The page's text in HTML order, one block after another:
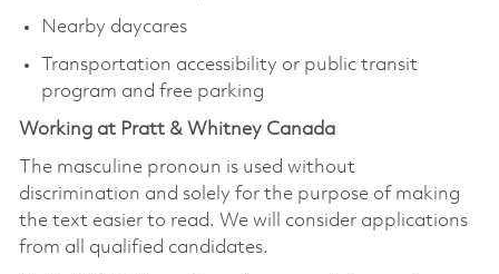
Nearby daycares
Transportation accessibility or public transit
program and free parking
Working at Pratt & Whitney Canada
The masculine pronoun is used without
discrimination and solely for the purpose of making
the text easier to read. We will consider applications
from all qualified candidates.